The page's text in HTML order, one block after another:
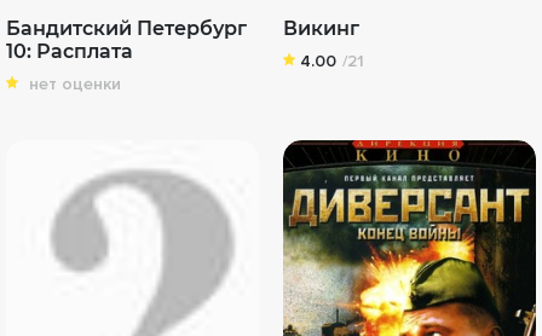
Бандитский Петербург
10: Расплата
нет оценки
Викинг
4.00 /21